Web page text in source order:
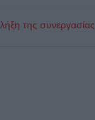
της συνεργασίας